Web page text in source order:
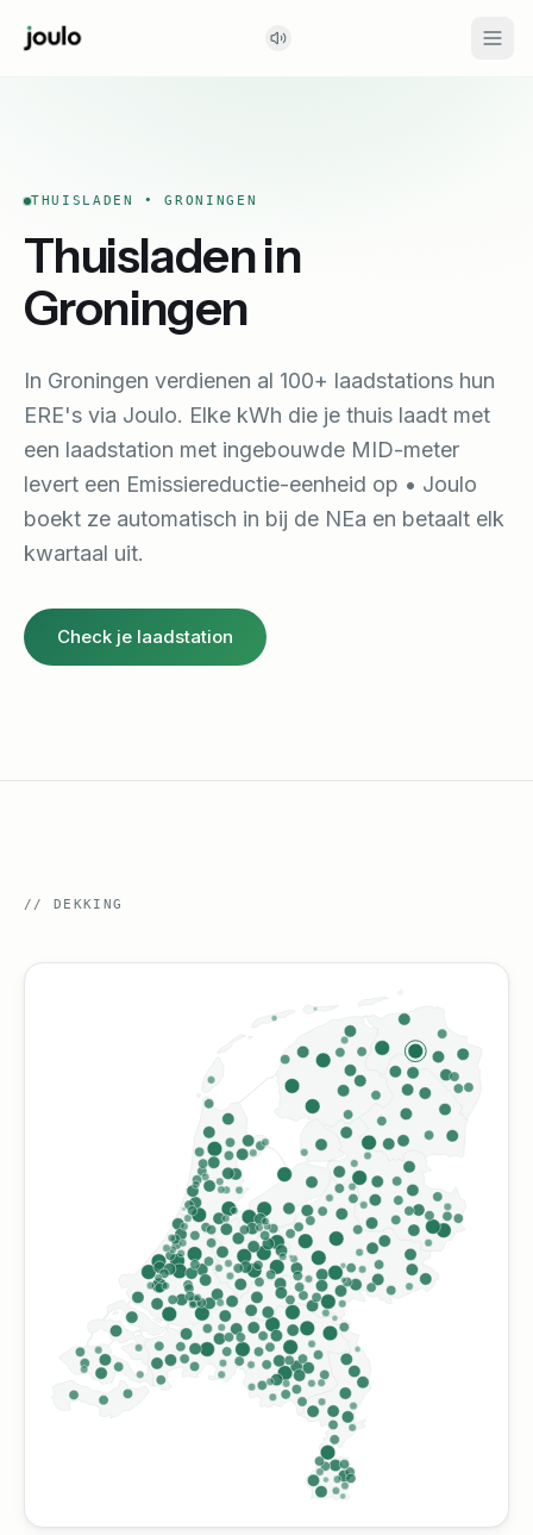
THUISLADEN •GRONINGEN
Thuisladen in
Groningen
In Groningen verdienen al 100+ laadstations hun
ERE's via Joulo. Elke kWh die je thuis laadt met
een laadstation met ingebouwde MID-meter
levert een Emissiereductie-eenheid op • Joulo
boekt ze automatisch in bij de NEa en betaalt elk
kwartaal uit.
Check je laadstation
// DEKKING